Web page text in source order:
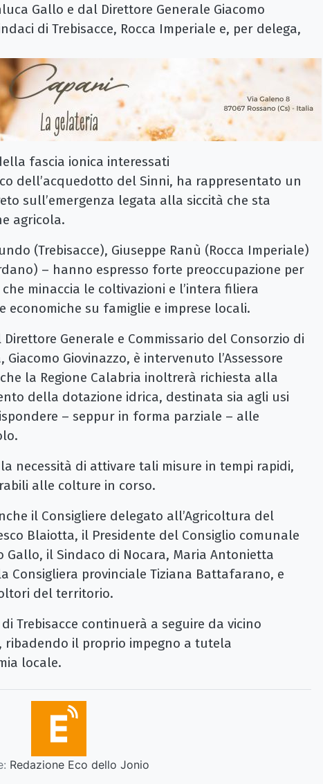
Gallo e dal Direttore Generale Giacomo
di Trebisacce, Rocca Imperiale e, per delega,
fascia ionica interessati
dell’acquedotto del Sinni, ha rappresentato un
sull’emergenza legata alla siccità che sta
agricola.
(Trebisacce), Giuseppe Ranù (Rocca Imperiale)
– hanno espresso forte preoccupazione per
minaccia le coltivazioni e l’intera filiera
economiche su famiglie e imprese locali.
Generale e Commissario del Consorzio di
Giovinazzo, è intervenuto l’Assessore
la Regione Calabria inoltrerà richiesta alla
della dotazione idrica, destinata sia agli usi
– seppur in forma parziale – alle
necessità di attivare tali misure in tempi rapidi,
alle colture in corso.
il Consigliere delegato all’Agricoltura del
Blaiotta, il Presidente del Consiglio comunale
Gallo, il Sindaco di Nocara, Maria Antonietta
Consigliera provinciale Tiziana Battafarano, e
del territorio.
Trebisacce continuerà a seguire da vicino
ribadendo il proprio impegno a tutela
locale.
Redazione Eco dello Jonio